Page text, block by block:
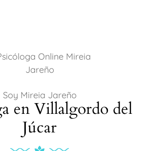
Soy Mireia Jareño
en Villalgordo del
Júcar